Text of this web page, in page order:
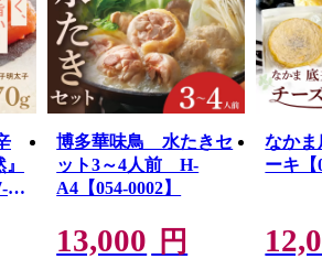
っています。中間市が「今」頑張っ
ご覧ください。
博多華味鳥 水たきセ
ット3～4人前 H-
A4【054-0002】
13,000 円
なかま
ーキ【